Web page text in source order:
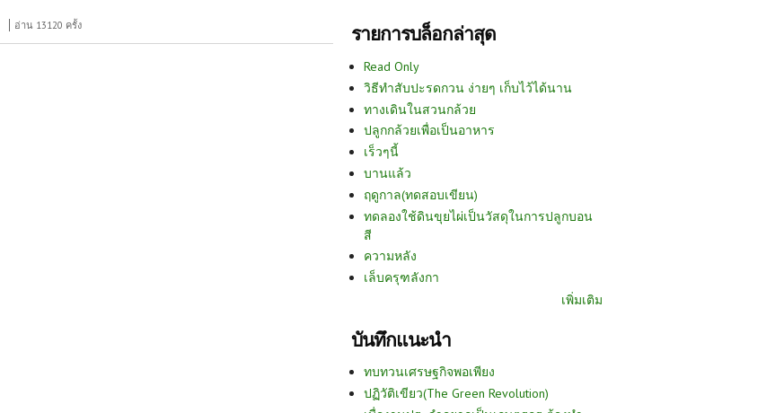
อ่าน 13120 ครั้ง รายการบล็อกล่าสุด
Read Only
วิธีทำสับปะรดกวน ง่ายๆ เก็บไว้ได้นาน
ทางเดินในสวนกล้วย
ปลูกกล้วยเพื่อเป็นอาหาร
เร็วๆนี้
บานแล้ว
ฤดูกาล(ทดสอบเขียน)
ทดลองใช้ดินขุยไผ่เป็นวัสดุในการปลูกบอน
สี
ความหลัง
เล็บครุฑลังกา
เพิ่มเติม
บันทึกแนะนำ
ทบทวนเศรษฐกิจพอเพียง
ปฏิวัติเขียว(The Green Revolution)